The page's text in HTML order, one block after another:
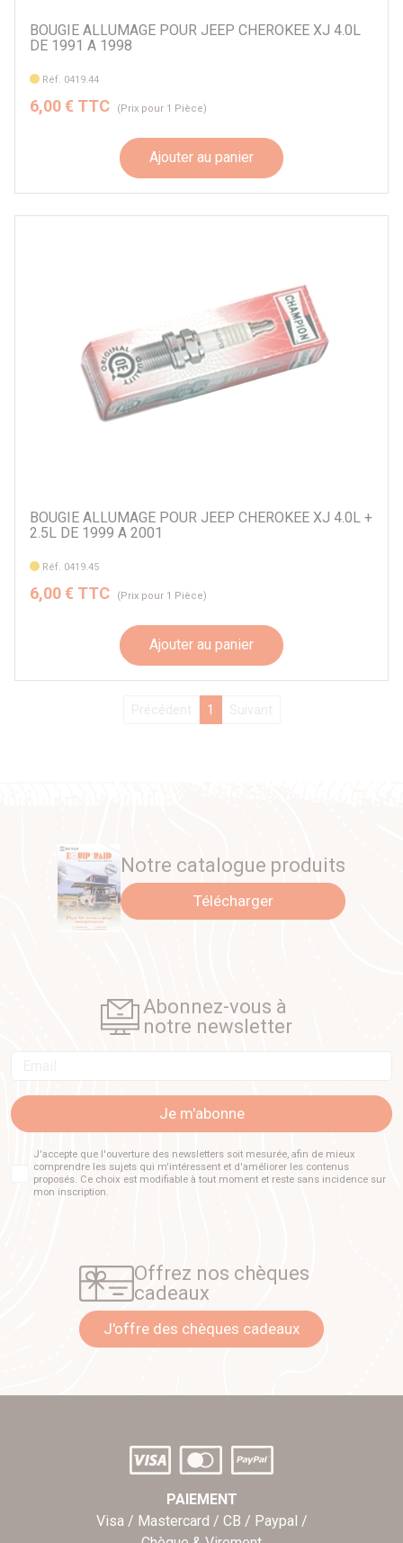
BOUGIE ALLUMAGE POUR JEEP CHEROKEE XJ 4.0L
DE 1991 A 1998
Réf. 0419.44
6,00 € TTC (Prix pour 1 Pièce)
Ajouter au panier
BOUGIE ALLUMAGE POUR JEEP CHEROKEE XJ 4.0L +
2.5L DE 1999 A 2001
Réf. 0419.45
6,00 € TTC (Prix pour 1 Pièce)
Ajouter au panier
Précédent 1 Suivant
Notre catalogue produits
Télécharger
Abonnez-vous à
notre newsletter
Je m'abonne
J'accepte que l'ouverture des newsletters soit mesurée, afin de mieux
comprendre les sujets qui m'intéressent et d'améliorer les contenus
proposés. Ce choix est modifiable à tout moment et reste sans incidence sur
mon inscription.
Offrez nos chèques
cadeaux
J'offre des chèques cadeaux
PAIEMENT
Visa / Mastercard / CB / Paypal /